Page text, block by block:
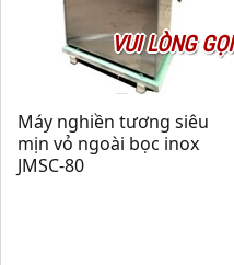
VUI LÒNG GỌI
Máy nghiền tương siêu
mịn vỏ ngoài bọc inox
JMSC-80